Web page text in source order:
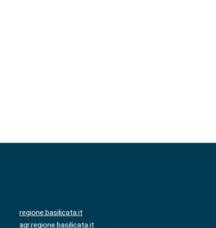
regione.basilicata.it
agr.regione.basilicata.it